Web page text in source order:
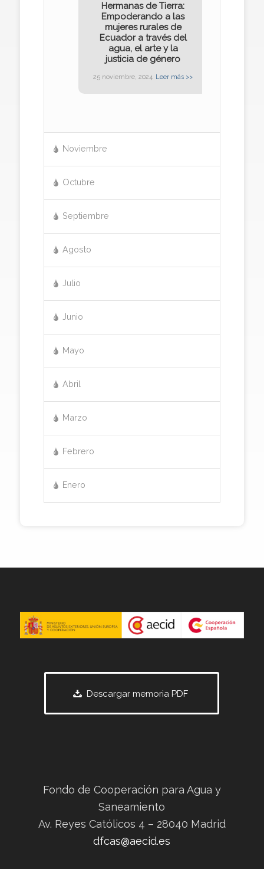
Hermanas de Tierra:
Empoderando a las
mujeres rurales de
Ecuador a través del
agua, el arte y la
justicia de género
25 noviembre, 2024 Leer más >>
Noviembre
Octubre
Septiembre
Agosto
Julio
Junio
Mayo
Abril
Marzo
Febrero
Enero
Descargar memoria PDF
Fondo de Cooperación para Agua y
Saneamiento
Av. Reyes Católicos 4 – 28040 Madrid
dfcas@aecid.es